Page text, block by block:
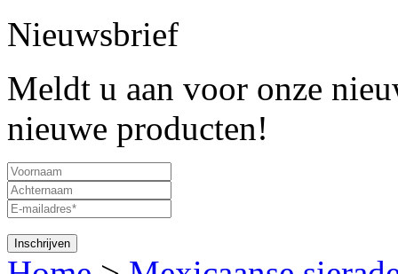
Nieuwsbrief
Meldt u aan voor onze
nieuwe producten!